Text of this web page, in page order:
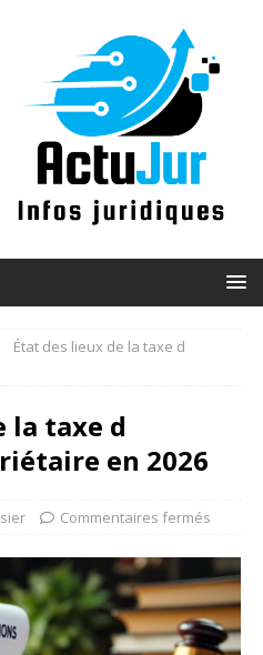
État des lieux de la taxe d
la taxe d
en 2026
Commentaires fermés